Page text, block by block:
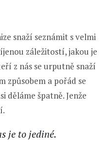
snaží seznámit s velmi
záležitostí, jakou je
z nás se urputně snaží
způsobem a pořád se
děláme špatně. Jenže
je to jediné.